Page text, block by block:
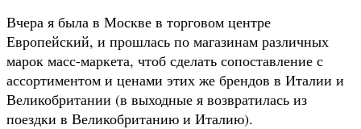
Вчера я была в Москве в торговом центре
Европейский, и прошлась по магазинам различных
марок масс-маркета, чтоб сделать сопоставление с
ассортиментом и ценами этих же брендов в Италии и
Великобритании (в выходные я возвратилась из
поездки в Великобританию и Италию).